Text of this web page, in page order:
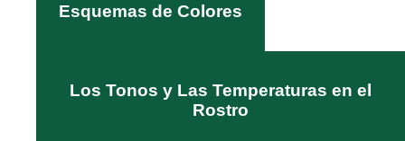
Esquemas de Colores
Los Tonos y Las Temperaturas en el
Rostro